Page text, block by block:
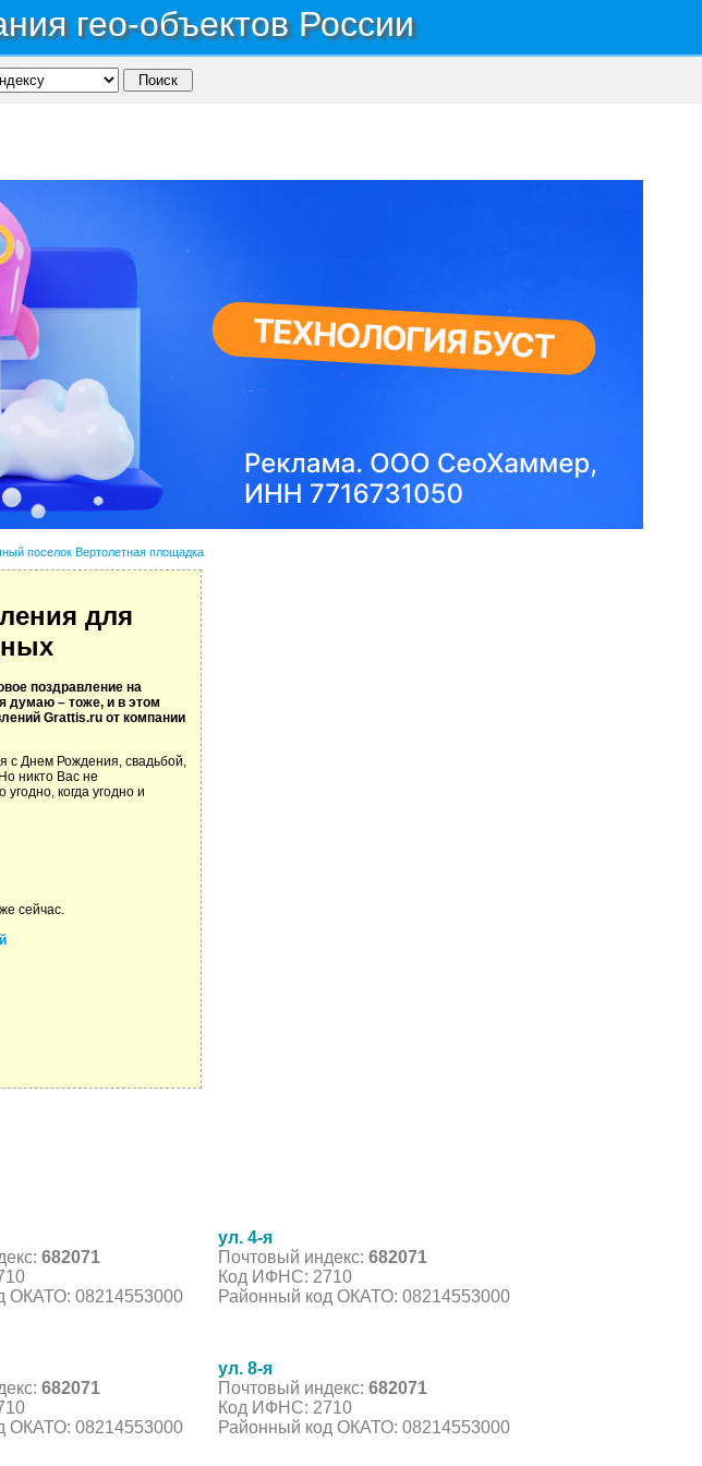
гео-объектов России
поселок Вертолетная площадка
для
поздравление на
думаю – тоже, и в этом
Grattis.ru от компании
с Днем Рождения, свадьбой,
никто Вас не
когда угодно и
сейчас.
682071
ОКАТО: 08214553000
ул. 4-я
Почтовый индекс: 682071
Код ИФНС: 2710
Районный код ОКАТО: 08214553000
682071
ОКАТО: 08214553000
ул. 8-я
Почтовый индекс: 682071
Код ИФНС: 2710
Районный код ОКАТО: 08214553000